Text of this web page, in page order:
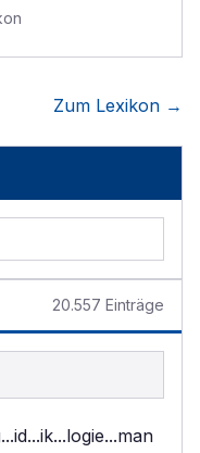
Zum Lexikon →
20.557 Einträge
...id...ik...logie...man